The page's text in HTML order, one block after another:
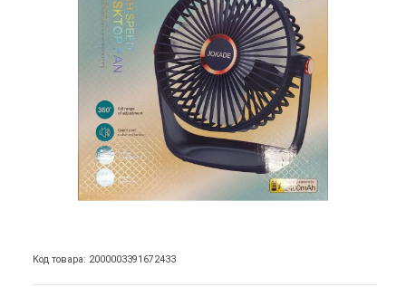
Код товара: 2000003391672433